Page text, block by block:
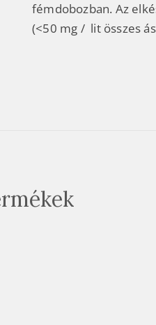
fémdobozban. Az
(<50 mg / lit összes